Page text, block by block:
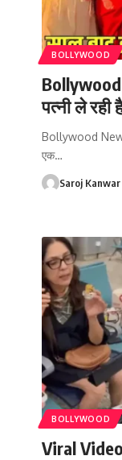
BOLLYWOOD
Bollywood
पत्नी ले
Bollywood
एक…
Saroj Kanwar
BOLLYWOOD
Viral